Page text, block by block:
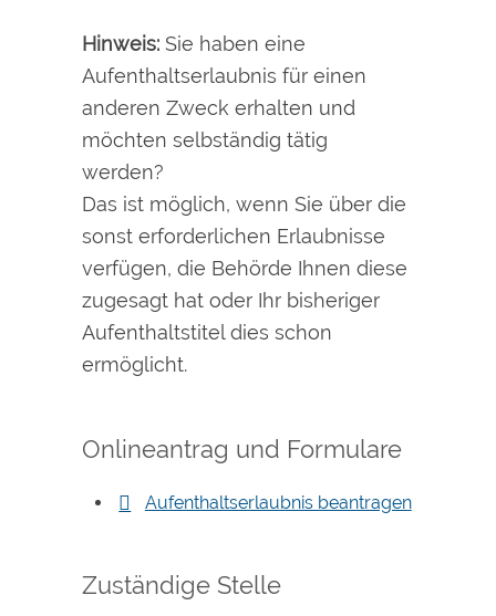
Hinweis: Sie haben eine
Aufenthaltserlaubnis für einen
anderen Zweck erhalten und
möchten selbständig tätig
werden?
Das ist möglich, wenn Sie über die
sonst erforderlichen Erlaubnisse
verfügen, die Behörde Ihnen diese
zugesagt hat oder Ihr bisheriger
Aufenthaltstitel dies schon
ermöglicht.
Onlineantrag und Formulare
Aufenthaltserlaubnis beantragen
Zuständige Stelle